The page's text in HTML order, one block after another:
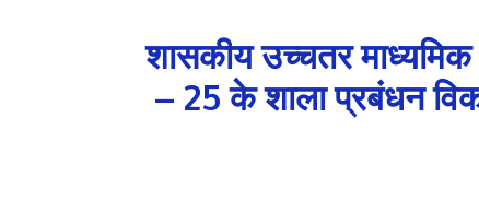
शासकीय उच्चतर
– 25 के शाला प्रबंधन